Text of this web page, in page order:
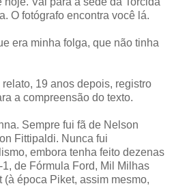
O fotógrafo encontra você lá.
era minha folga, que não tinha
19 anos depois, registro
a compreensão do texto.
Sempre fui fã de Nelson
Fittipaldi. Nunca fui
embora tenha feito dezenas
de Fórmula Ford, Mil Milhas
época Piket, assim mesmo,